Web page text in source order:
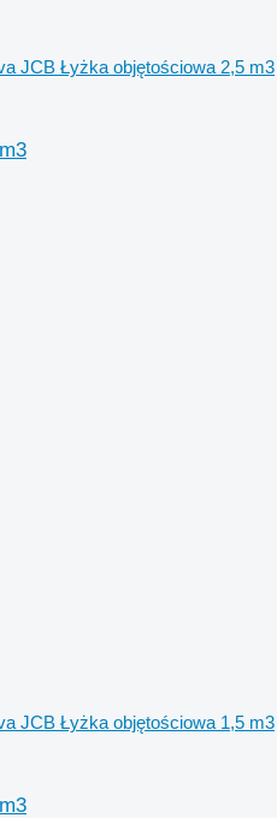
JCB Łyżka objętościowa 2,5 m3
JCB Łyżka objętościowa 1,5 m3